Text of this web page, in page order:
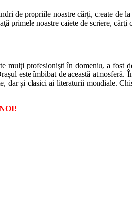
de propriile noastre cărți, create de
primele noastre caiete de scriere, cărţi
profesioniști în domeniu, a fost
este îmbibat de această atmosferă.
și clasici ai literaturii mondiale.